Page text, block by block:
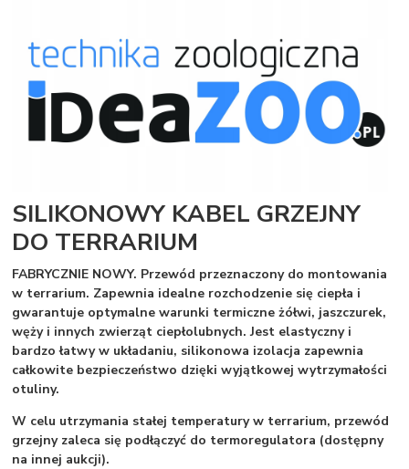
SILIKONOWY KABEL GRZEJNY
DO TERRARIUM
FABRYCZNIE NOWY. Przewód przeznaczony do montowania
w terrarium. Zapewnia idealne rozchodzenie się ciepła i
gwarantuje optymalne warunki termiczne żółwi, jaszczurek,
węży i innych zwierząt ciepłolubnych. Jest elastyczny i
bardzo łatwy w układaniu, silikonowa izolacja zapewnia
całkowite bezpieczeństwo dzięki wyjątkowej wytrzymałości
otuliny.
W celu utrzymania stałej temperatury w terrarium, przewód
grzejny zaleca się podłączyć do termoregulatora (dostępny
na innej aukcji).